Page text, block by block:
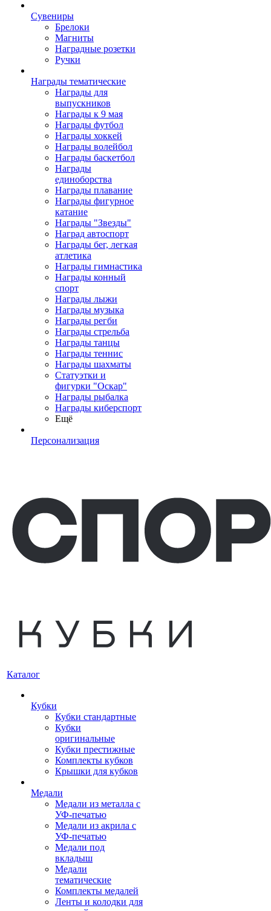
Сувениры
Брелоки
Магниты
Наградные розетки
Ручки
Награды тематические
Награды для
выпускников
Награды к 9 мая
Награды футбол
Награды хоккей
Награды волейбол
Награды баскетбол
Награды
единоборства
Награды плавание
Награды фигурное
катание
Награды "Звезды"
Наград автоспорт
Награды бег, легкая
атлетика
Награды гимнастика
Награды конный
спорт
Награды лыжи
Награды музыка
Награды регби
Награды стрельба
Награды танцы
Награды теннис
Награды шахматы
Статуэтки и
фигурки "Оскар"
Награды рыбалка
Награды киберспорт
Ещё
Персонализация
Каталог
Кубки
Кубки стандартные
Кубки
оригинальные
Кубки престижные
Комплекты кубков
Крышки для кубков
Медали
Медали из металла с
УФ-печатью
Медали из акрила с
УФ-печатью
Медали под
вкладыш
Медали
тематические
Комплекты медалей
Ленты и колодки для